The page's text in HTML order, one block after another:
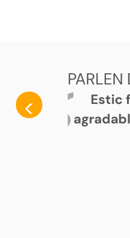
PARLEN
<
Estic